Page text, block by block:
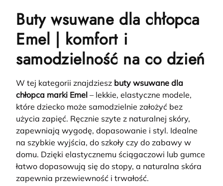
Buty wsuwane dla chłopca
Emel | komfort i
samodzielność na co dzień
W tej kategorii znajdziesz buty wsuwane dla
chłopca marki Emel – lekkie, elastyczne modele,
które dziecko może samodzielnie założyć bez
użycia zapięć. Ręcznie szyte z naturalnej skóry,
zapewniają wygodę, dopasowanie i styl. Idealne
na szybkie wyjścia, do szkoły czy do zabawy w
domu. Dzięki elastycznemu ściągaczowi lub gumce
łatwo dopasowują się do stopy, a naturalna skóra
zapewnia przewiewność i trwałość.